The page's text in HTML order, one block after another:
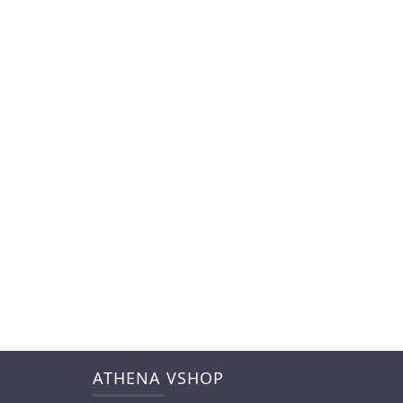
ATHENA VSHOP